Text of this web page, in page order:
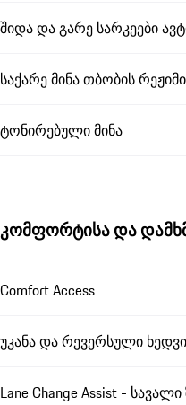
შიდა და გარე სარკეები
საქარე მინა თბობის
ტონირებული მინა
კომფორტისა და
Comfort Access
უკანა და რევერსული
Lane Change Assist -